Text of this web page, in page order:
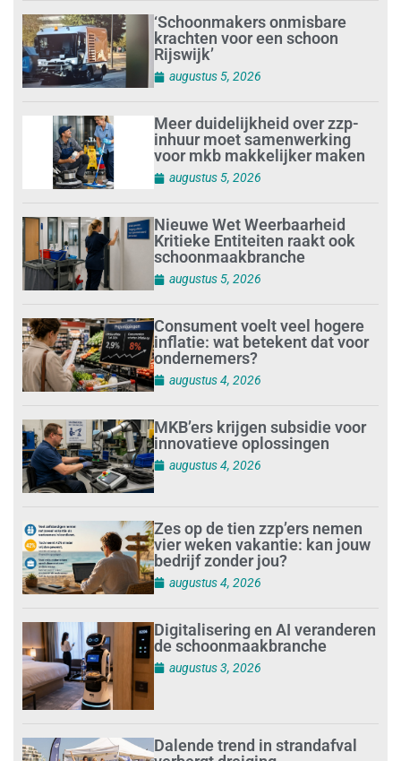
‘Schoonmakers onmisbare
krachten voor een schoon
Rijswijk’
augustus 5, 2026
Meer duidelijkheid over zzp-
inhuur moet samenwerking
voor mkb makkelijker maken
augustus 5, 2026
Nieuwe Wet Weerbaarheid
Kritieke Entiteiten raakt ook
schoonmaakbranche
augustus 5, 2026
Consument voelt veel hogere
inflatie: wat betekent dat voor
ondernemers?
augustus 4, 2026
MKB’ers krijgen subsidie voor
innovatieve oplossingen
augustus 4, 2026
Zes op de tien zzp’ers nemen
vier weken vakantie: kan jouw
bedrijf zonder jou?
augustus 4, 2026
Digitalisering en AI veranderen
de schoonmaakbranche
augustus 3, 2026
Dalende trend in strandafval